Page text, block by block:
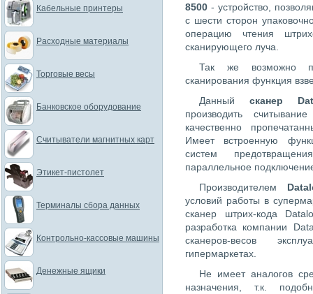
8500 - устройство,
с шести сторон
операцию чтения
сканирующего луча.
Так же возможно
сканирования функция
Данный сканер
производить
качественно
Имеет встроенную
систем
параллельное
Производителем
условий работы в
сканер штрих-кода
разработка компании
сканеров-весов
гипермаркетах.
Не имеет аналогов
назначения, т.к.
Кабельные принтеры
Расходные материалы
Торговые весы
Банковское оборудование
Считыватели магнитных карт
Этикет-пистолет
Терминалы сбора данных
Контрольно-кассовые машины
Денежные ящики